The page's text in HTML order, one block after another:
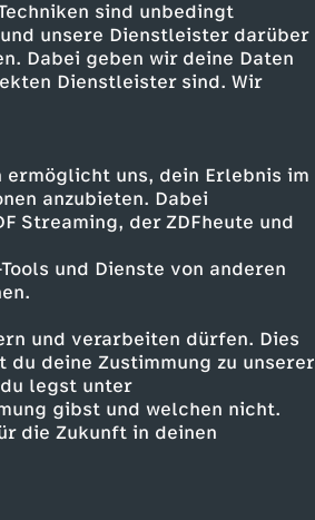
sind unbedingt
unsere Dienstleister darüber
Dabei geben wir deine Daten
Dienstleister sind. Wir
uns, dein Erlebnis im
anzubieten. Dabei
Streaming, der ZDFheute und
und Dienste von anderen
und verarbeiten dürfen. Dies
deine Zustimmung zu unserer
legst unter
gibst und welchen nicht.
die Zukunft in deinen